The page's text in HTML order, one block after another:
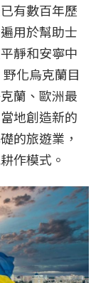
有數百年歷
用於幫助士
靜和安寧中
化烏克蘭目
蘭、歐洲最
地創造新的
的旅遊業，
作模式。